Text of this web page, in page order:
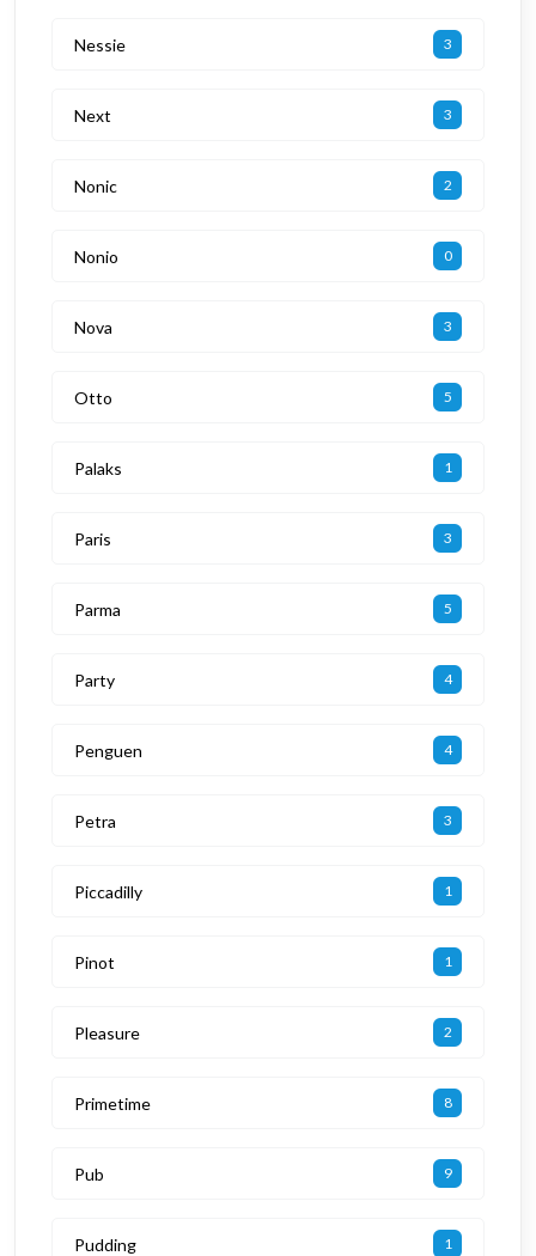
Nessie 3
Next 3
Nonic 2
Nonio 0
Nova 3
Otto 5
Palaks 1
Paris 3
Parma 5
Party 4
Penguen 4
Petra 3
Piccadilly 1
Pinot 1
Pleasure 2
Primetime 8
Pub 9
Pudding 1